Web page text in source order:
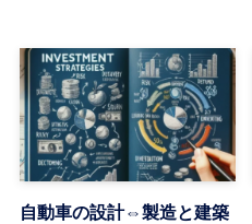
自動車の設計⇔製造と建築